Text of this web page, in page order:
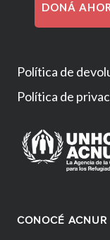
DONÁ
Política de
Política de
CONOCÉ ACNUR